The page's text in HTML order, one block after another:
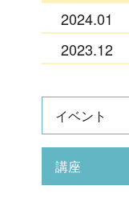
2024.01
2023.12
イベント
講座